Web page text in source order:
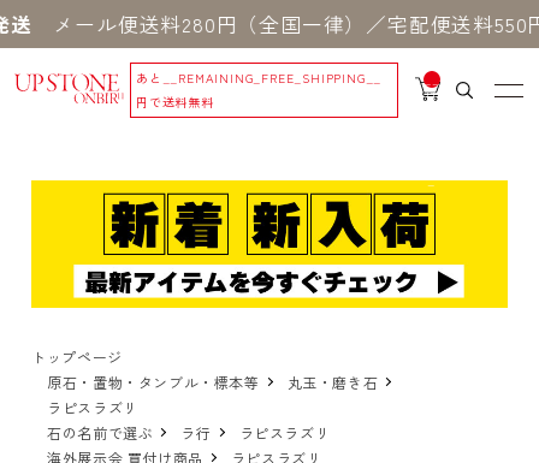
ル便送料280円（全国一律）／宅配便送料550円
あと
__REMAINING_FREE_SHIPPING__
円で送料無料
__
IT
_
トップページ
原石・置物・タンブル・標本等
丸玉・磨き石
ラピスラズリ
石の名前で選ぶ
ラ行
ラピスラズリ
海外展示会 買付け商品
ラピスラズリ